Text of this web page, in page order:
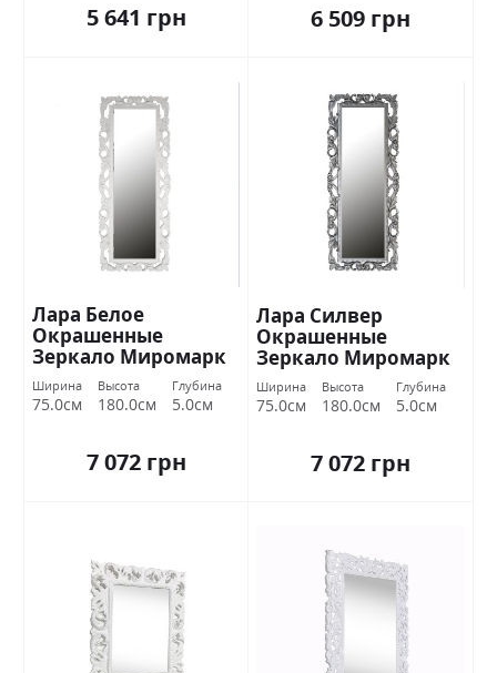
5 641 грн 6 509 грн
Лара Белое
Окрашенные
Зеркало Миромарк
Ширина
75.0см
Высота
180.0см
Глубина
5.0см
7 072 грн
Лара Силвер
Окрашенные
Зеркало Миромарк
Ширина
75.0см
Высота
180.0см
Глубина
5.0см
7 072 грн